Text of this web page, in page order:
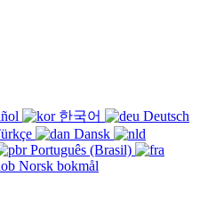
한국어
Deutsch
Dansk
Português (Brasil)
Norsk bokmål